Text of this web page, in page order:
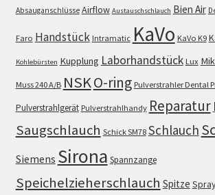
Absauganschlüsse Airflow Austauschschlauch Bien Air
Faro Handstück Intramatic KaVo KaVo K9
Kohlebürsten Kupplung Laborhandstück Lux
Muss 240 A/B NSKO-ring Pulverstrahler Dental
Pulverstrahlgerät Pulverstrahlhandy Reparatur
Saugschlauch Schick SM78 Schlauch
Siemens Sirona Spannzange
Speichelzieherschlauch Spitze